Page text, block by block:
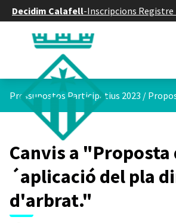
Decidim Calafell-Inscripcions Registre
Pressupostos Participatius 2023 /
Canvis a "Proposta
´aplicació del pla
d'arbrat."